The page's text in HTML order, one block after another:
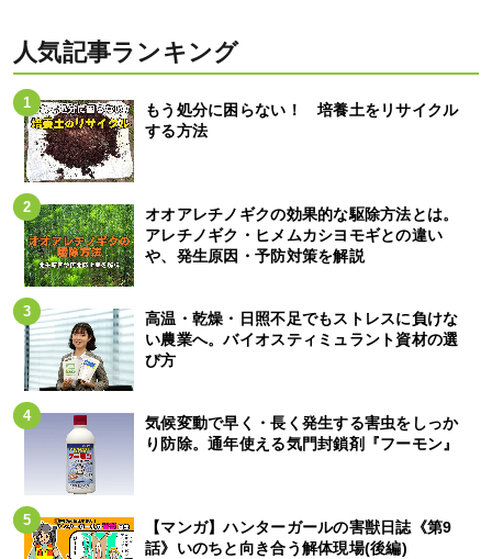
人気記事ランキング
もう処分に困らない！ 培養土をリサイクル
する方法
オオアレチノギクの効果的な駆除方法とは。
アレチノギク・ヒメムカシヨモギとの違い
や、発生原因・予防対策を解説
高温・乾燥・日照不足でもストレスに負けな
い農業へ。バイオスティミュラント資材の選
び方
気候変動で早く・長く発生する害虫をしっか
り防除。通年使える気門封鎖剤『フーモン』
【マンガ】ハンターガールの害獣日誌《第9
話》いのちと向き合う解体現場(後編)